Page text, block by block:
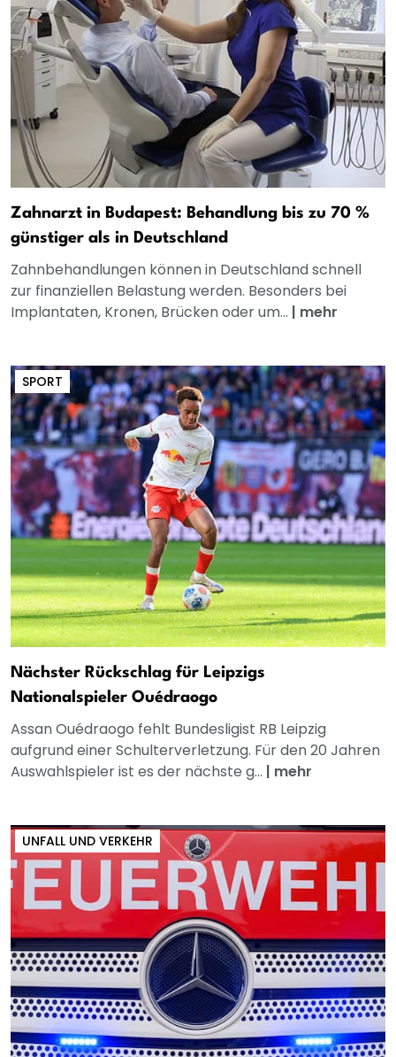
Zahnarzt in Budapest: Behandlung bis zu 70 %
günstiger als in Deutschland
Zahnbehandlungen können in Deutschland schnell
zur finanziellen Belastung werden. Besonders bei
Implantaten, Kronen, Brücken oder um... | mehr
SPORT
Nächster Rückschlag für Leipzigs
Nationalspieler Ouédraogo
Assan Ouédraogo fehlt Bundesligist RB Leipzig
aufgrund einer Schulterverletzung. Für den 20 Jahren
Auswahlspieler ist es der nächste g... | mehr
UNFALL UND VERKEHR